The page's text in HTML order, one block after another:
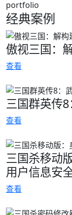
portfolio
经典案例
傲视三国：
查看
三国群英传
查看
三国杀移动
用户信息安
查看